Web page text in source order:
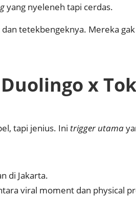
yang nyeleneh tapi cerdas.
tetekbengeknya. Mereka
x
tapi jenius. Ini trigger utama
di Jakarta.
viral moment dan physical